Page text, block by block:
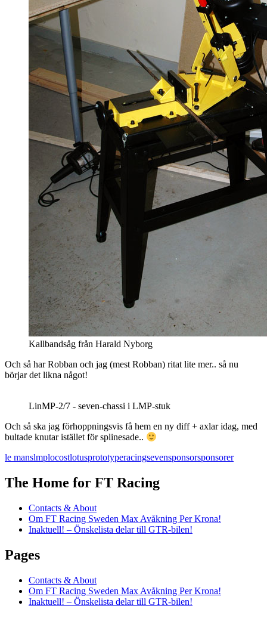
Kallbandsåg från Harald Nyborg
Och så har Robban och jag (mest Robban) ritat lite mer.. så nu
börjar det likna något!
LinMP-2/7 - seven-chassi i LMP-stuk
Och så ska jag förhoppningsvis få hem en ny diff + axlar idag, med
bultade knutar istället för splinesade..
le manslmplocostlotusprototyperacingsevensponsorsponsorer
The Home for FT Racing
Contacts & About
Om FT Racing Sweden Max Avåkning Per Krona!
Inaktuell! – Önskelista delar till GTR-bilen!
Pages
Contacts & About
Om FT Racing Sweden Max Avåkning Per Krona!
Inaktuell! – Önskelista delar till GTR-bilen!